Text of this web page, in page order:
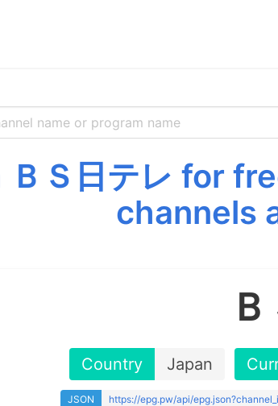
ＢＳ日テレ for
channels
Country Japan
JSON https://epg.pw/api/